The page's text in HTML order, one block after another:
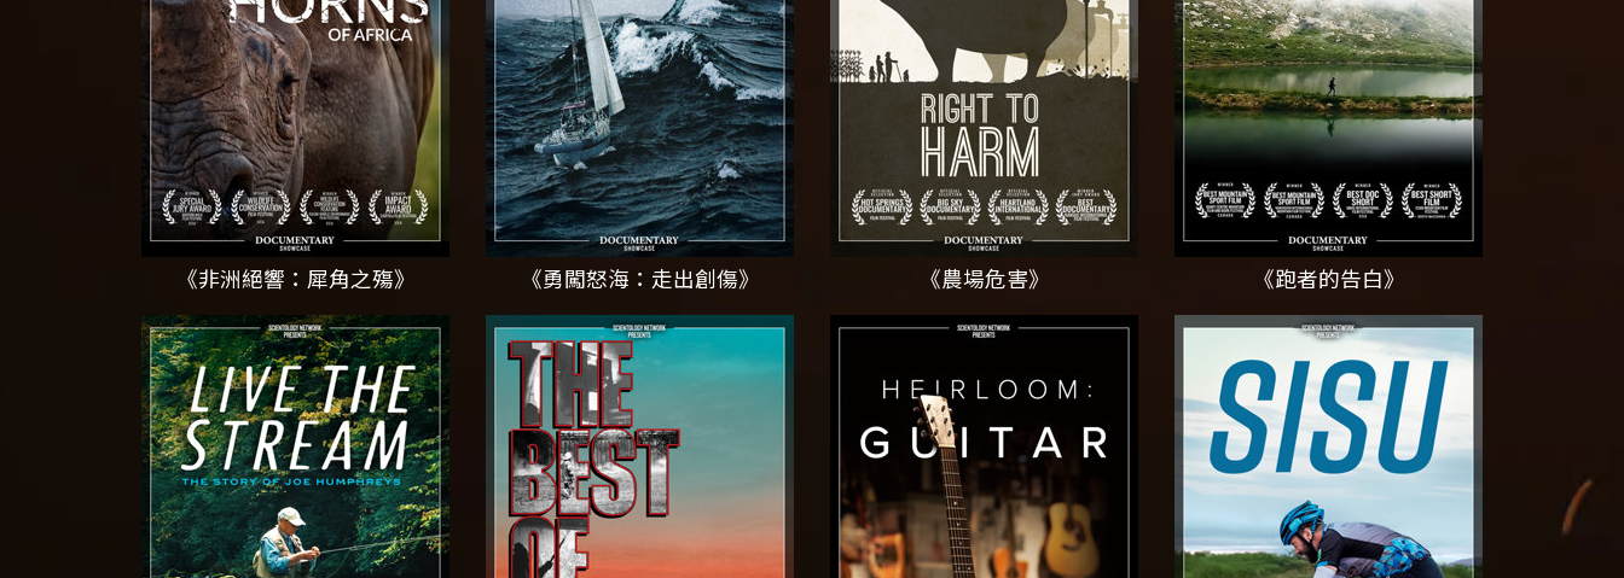
《非洲絕響：犀角之殤》 《勇闖怒海：走出創傷》 《農場危害》 《跑者的告白》